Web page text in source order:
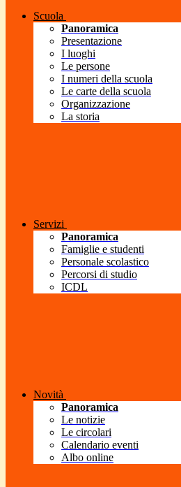
Scuola
Panoramica
Presentazione
I luoghi
Le persone
I numeri della scuola
Le carte della scuola
Organizzazione
La storia
Servizi
Panoramica
Famiglie e studenti
Personale scolastico
Percorsi di studio
ICDL
Novità
Panoramica
Le notizie
Le circolari
Calendario eventi
Albo online